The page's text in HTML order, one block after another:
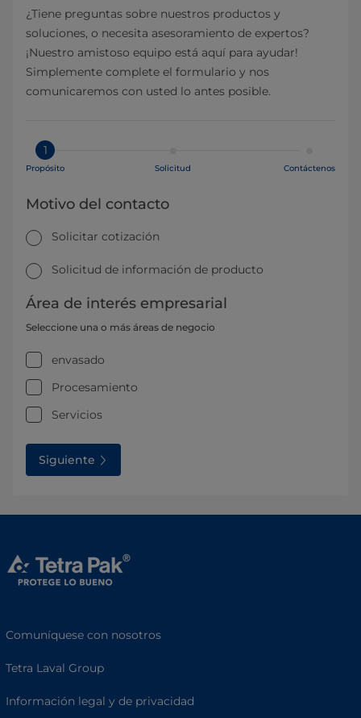
¿Tiene preguntas sobre nuestros productos y
soluciones, o necesita asesoramiento de expertos?
¡Nuestro amistoso equipo está aquí para ayudar!
Simplemente complete el formulario y nos
comunicaremos con usted lo antes posible.
1
Propósito Solicitud Contáctenos
Motivo del contacto
Solicitar cotización
Solicitud de información de producto
Área de interés empresarial
Seleccione una o más áreas de negocio
envasado
Procesamiento
Servicios
Siguiente
Comuníquese con nosotros
Tetra Laval Group
Información legal y de privacidad